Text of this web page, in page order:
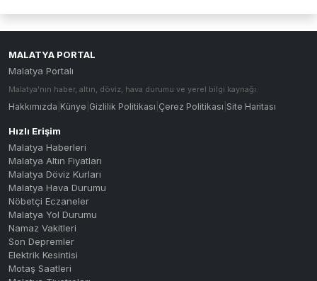
MALATYA PORTAL
Malatya Portalı
Malatya'nın haber, altın, döviz, hava durumu ve yerel bilgi kaynağı.
Hakkımızda Künye Gizlilik Politikası Çerez Politikası Site Haritası
Hızlı Erişim
Malatya Haberleri
Malatya Altın Fiyatları
Malatya Döviz Kurları
Malatya Hava Durumu
Nöbetçi Eczaneler
Malatya Yol Durumu
Namaz Vakitleri
Son Depremler
Elektrik Kesintisi
Motaş Saatleri